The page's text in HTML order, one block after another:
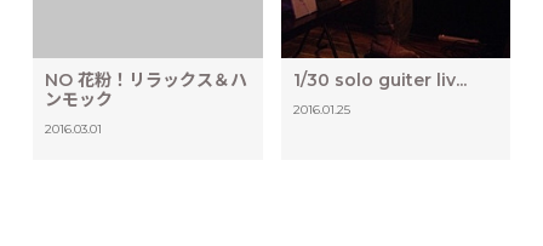
NO 花粉！リラックス＆ハ
ンモック
2016.03.01
1/30 solo guiter liv...
2016.01.25